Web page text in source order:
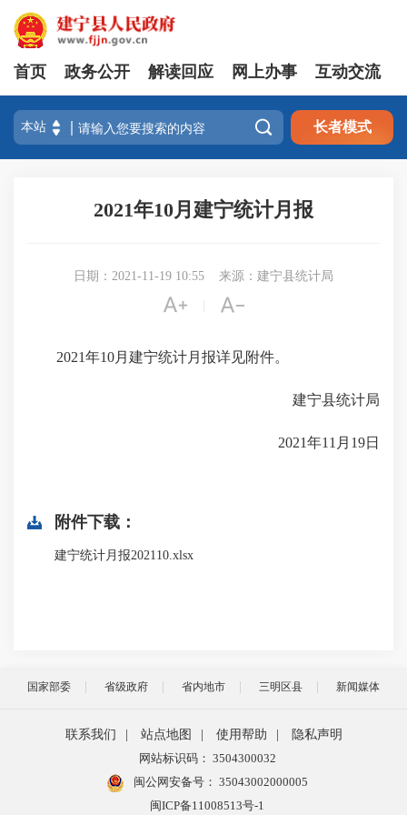
首页 政务公开 解读回应 网上办事 互动交流
 长者模式
2021年10月建宁统计月报
日期：2021-11-19 10:55 来源：建宁县统计局
 
2021年10月建宁统计月报详见附件。
建宁县统计局
2021年11月19日
附件下载：
建宁统计月报202110.xlsx
国家部委 省级政府 省内地市 三明区县 新闻媒体
联系我们 站点地图 使用帮助
隐私声明
网站标识码： 3504300032
闽公网安备号： 35043002000005
闽ICP备11008513号-1